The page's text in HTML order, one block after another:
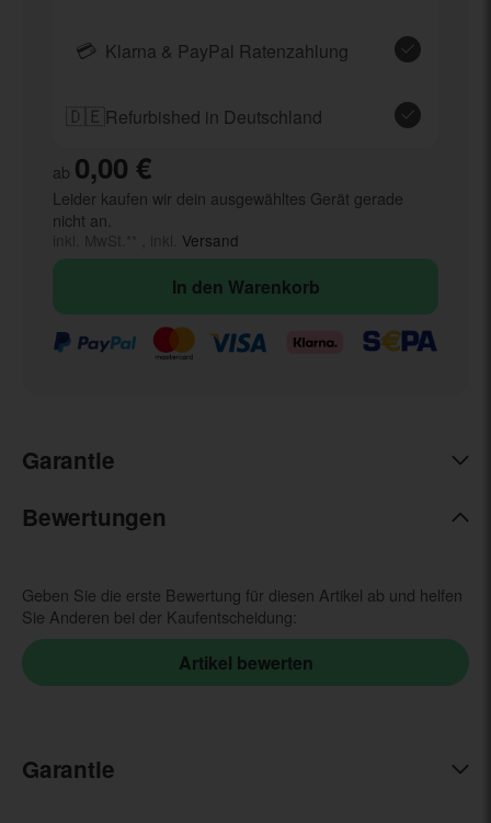
💳 Klarna & PayPal Ratenzahlung
🇩🇪Refurbished in Deutschland
ab 0,00 €
Leider kaufen wir dein ausgewähltes Gerät gerade
nicht an.
Versand
In den Warenkorb
Garantie
Bewertungen
Geben Sie die erste Bewertung für diesen Artikel ab und helfen
Sie Anderen bei der Kaufentscheidung:
Garantie